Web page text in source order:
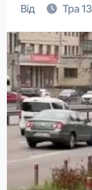
Від Тра